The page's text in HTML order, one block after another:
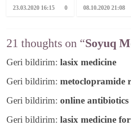
23.03.2020 16:15 0 08.10.2020 21:08
21 thoughts on “Soyuq
Geri bildirim:lasix medicine
Geri bildirim:metoclopramide
Geri bildirim:online antibiotics
Geri bildirim:lasix medicine